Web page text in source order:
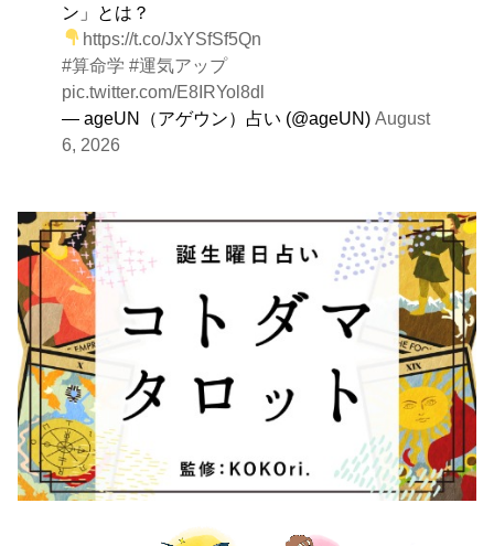
ン」とは？
https://t.co/JxYSfSf5Qn
#算命学 #運気アップ
pic.twitter.com/E8IRYol8dl
— ageUN（アゲウン）占い (@ageUN)August
6, 2026